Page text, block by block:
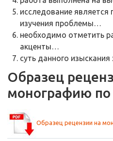
исследование является
изучения проблемы…
необходимо отметить
акценты…
суть данного
Образец
монографию по
Образец рецензии на